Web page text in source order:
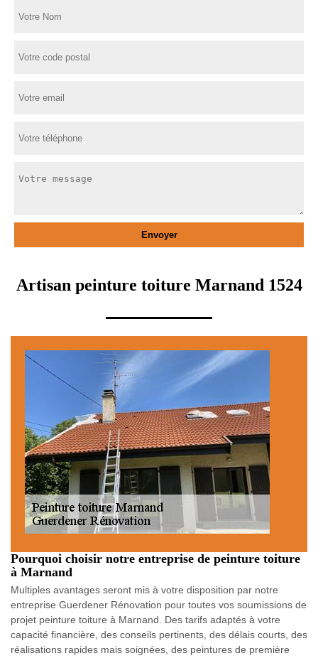
Artisan peinture toiture Marnand 1524
Pourquoi choisir notre entreprise de peinture toiture
à Marnand
Multiples avantages seront mis à votre disposition par notre
entreprise Guerdener Rénovation pour toutes vos soumissions de
projet peinture toiture à Marnand. Des tarifs adaptés à votre
capacité financière, des conseils pertinents, des délais courts, des
réalisations rapides mais soignées, des peintures de première